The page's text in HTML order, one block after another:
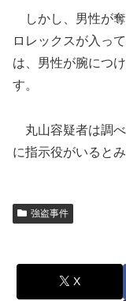
しかし、男性が
ロレックスが入っ
は、男性が腕につ
す。
丸山容疑者は調べ
に指示役がいると
強盗事件
X